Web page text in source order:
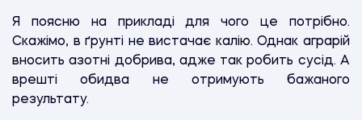
Я поясню на прикладі для чого це потрібно.
Скажімо, в ґрунті не вистачає калію. Однак аграрій
вносить азотні добрива, адже так робить сусід. А
врешті обидва не отримують бажаного
результату.